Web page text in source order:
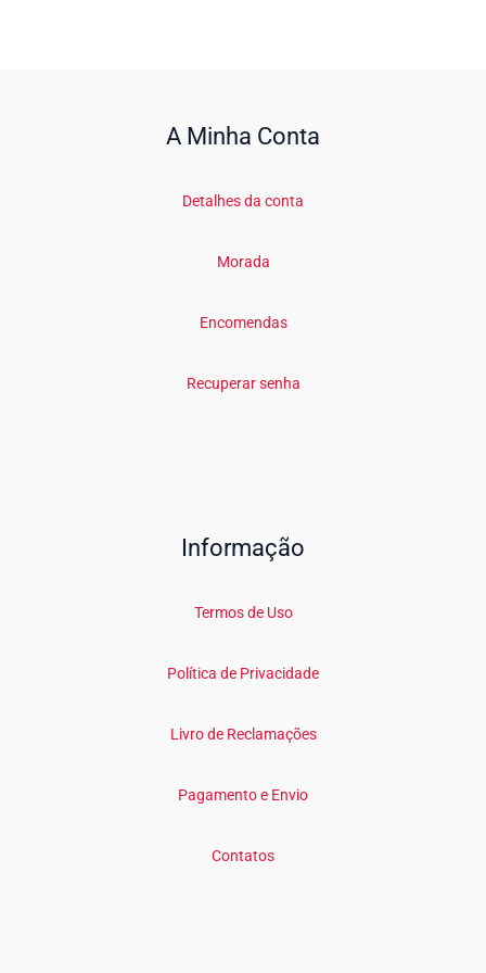
A Minha Conta
Detalhes da conta
Morada
Encomendas
Recuperar senha
Informação
Termos de Uso
Política de Privacidade
Livro de Reclamações
Pagamento e Envio
Contatos